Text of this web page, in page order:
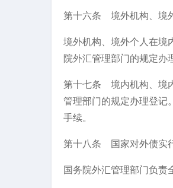
第十六条 境外机构、境
境外机构、境外个人在境
院外汇管理部门的规定办
第十七条 境内机构、境
管理部门的规定办理登记
手续。
第十八条 国家对外债实
国务院外汇管理部门负责